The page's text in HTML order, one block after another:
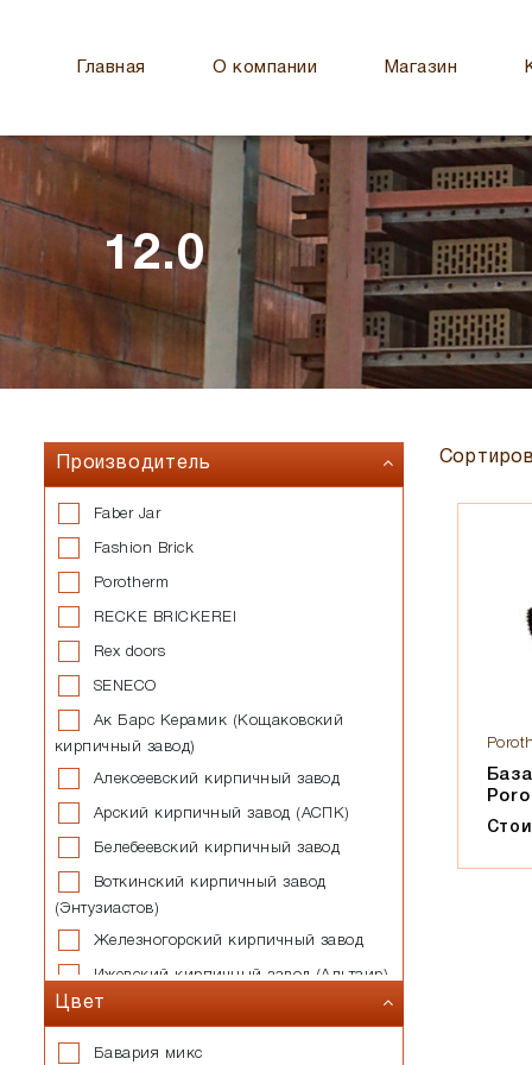
Главная О компании Магазин
12.0
Производитель
Faber Jar
Fashion Brick
Porotherm
RECKE BRICKEREI
Rex doors
SENECO
Ак Барс Керамик (Кощаковский
кирпичный завод)
Алексеевский кирпичный завод
Арский кирпичный завод (АСПК)
Белебеевский кирпичный завод
Воткинский кирпичный завод
(Энтузиастов)
Железногорский кирпичный завод
Ижевский кирпичный завод (Альтаир)
Казанский завод силикатных
Цвет
Бавария микс